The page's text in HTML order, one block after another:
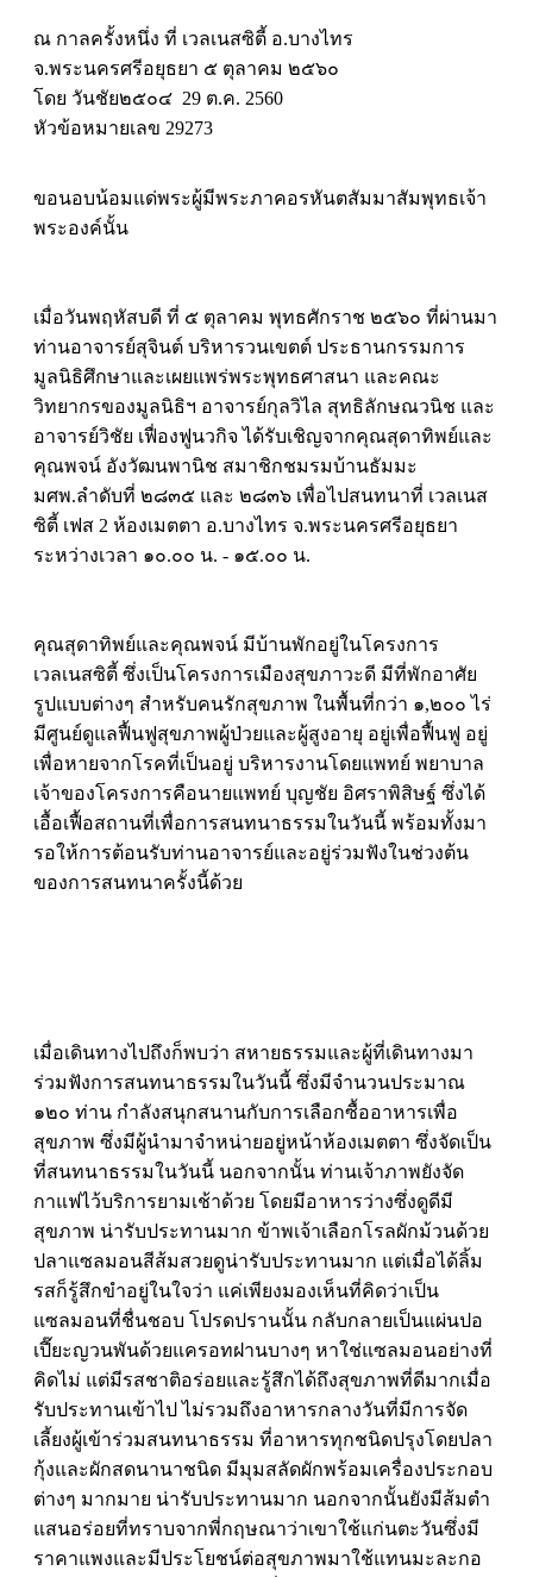
ณ กาลครั้งหนึ่ง ที่ เวลเนสซิตี้ อ.บางไทร
จ.พระนครศรีอยุธยา ๕ ตุลาคม ๒๕๖๐
โดย วันชัย๒๕๐๔ 29 ต.ค. 2560
หัวข้อหมายเลข 29273
ขอนอบน้อมแด่พระผู้มีพระภาคอรหันตสัมมาสัมพุทธเจ้า
พระองค์นั้น
เมื่อวันพฤหัสบดี ที่ ๕ ตุลาคม พุทธศักราช ๒๕๖๐ ที่ผ่านมา
ท่านอาจารย์สุจินต์ บริหารวนเขตต์ ประธานกรรมการ
มูลนิธิศึกษาและเผยแพร่พระพุทธศาสนา และคณะ
วิทยากรของมูลนิธิฯ อาจารย์กุลวิไล สุทธิลักษณวนิช และ
อาจารย์วิชัย เฟื่องฟูนวกิจ ได้รับเชิญจากคุณสุดาทิพย์และ
คุณพจน์ อังวัฒนพานิช สมาชิกชมรมบ้านธัมมะ
มศพ.ลำดับที่ ๒๘๓๕ และ ๒๘๓๖ เพื่อไปสนทนาที่ เวลเนส
ซิตี้ เฟส 2 ห้องเมตตา อ.บางไทร จ.พระนครศรีอยุธยา
ระหว่างเวลา ๑๐.๐๐ น. - ๑๕.๐๐ น.
คุณสุดาทิพย์และคุณพจน์ มีบ้านพักอยู่ในโครงการ
เวลเนสซิตี้ ซึ่งเป็นโครงการเมืองสุขภาวะดี มีที่พักอาศัย
รูปแบบต่างๆ สำหรับคนรักสุขภาพ ในพื้นที่กว่า ๑,๒๐๐ ไร่
มีศูนย์ดูแลฟื้นฟูสุขภาพผู้ป่วยและผู้สูงอายุ อยู่เพื่อฟื้นฟู อยู่
เพื่อหายจากโรคที่เป็นอยู่ บริหารงานโดยแพทย์ พยาบาล
เจ้าของโครงการคือนายแพทย์ บุญชัย อิศราพิสิษฐ์ ซึ่งได้
เอื้อเฟื้อสถานที่เพื่อการสนทนาธรรมในวันนี้ พร้อมทั้งมา
รอให้การต้อนรับท่านอาจารย์และอยู่ร่วมฟังในช่วงต้น
ของการสนทนาครั้งนี้ด้วย
เมื่อเดินทางไปถึงก็พบว่า สหายธรรมและผู้ที่เดินทางมา
ร่วมฟังการสนทนาธรรมในวันนี้ ซึ่งมีจำนวนประมาณ
๑๒๐ ท่าน กำลังสนุกสนานกับการเลือกซื้ออาหารเพื่อ
สุขภาพ ซึ่งมีผู้นำมาจำหน่ายอยู่หน้าห้องเมตตา ซึ่งจัดเป็น
ที่สนทนาธรรมในวันนี้ นอกจากนั้น ท่านเจ้าภาพยังจัด
กาแฟไว้บริการยามเช้าด้วย โดยมีอาหารว่างซึ่งดูดีมี
สุขภาพ น่ารับประทานมาก ข้าพเจ้าเลือกโรลผักม้วนด้วย
ปลาแซลมอนสีส้มสวยดูน่ารับประทานมาก แต่เมื่อได้ลิ้ม
รสก็รู้สึกขำอยู่ในใจว่า แค่เพียงมองเห็นที่คิดว่าเป็น
แซลมอนที่ชื่นชอบ โปรดปรานนั้น กลับกลายเป็นแผ่นปอ
เปี๊ยะญวนพันด้วยแครอทฝานบางๆ หาใช่แซลมอนอย่างที่
คิดไม่ แต่มีรสชาติอร่อยและรู้สึกได้ถึงสุขภาพที่ดีมากเมื่อ
รับประทานเข้าไป ไม่รวมถึงอาหารกลางวันที่มีการจัด
เลี้ยงผู้เข้าร่วมสนทนาธรรม ที่อาหารทุกชนิดปรุงโดยปลา
กุ้งและผักสดนานาชนิด มีมุมสลัดผักพร้อมเครื่องประกอบ
ต่างๆ มากมาย น่ารับประทานมาก นอกจากนั้นยังมีส้มตำ
แสนอร่อยที่ทราบจากพี่กฤษณาว่าเขาใช้แก่นตะวันซึ่งมี
ราคาแพงและมีประโยชน์ต่อสุขภาพมาใช้แทนมะละกอ